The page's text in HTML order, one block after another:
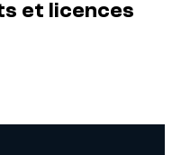
et licences